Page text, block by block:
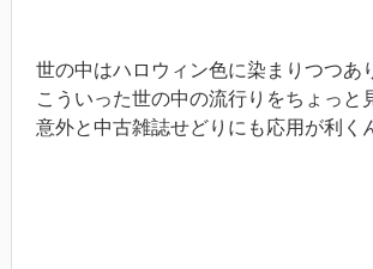
世の中はハロウィン色に染まりつつあ
こういった世の中の流行りをちょっと
意外と中古雑誌せどりにも応用が利く